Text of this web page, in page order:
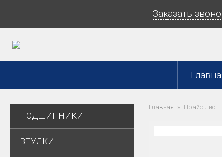
Заказать
ПОДШИПНИКИ
ВТУЛКИ
Главная Прайс-лист